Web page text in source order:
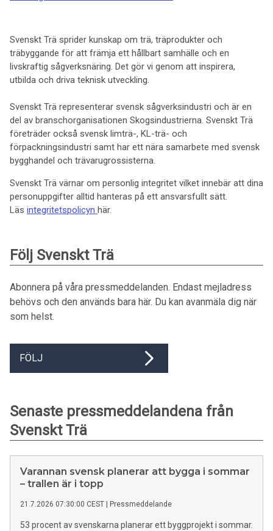
Svenskt Trä sprider kunskap om trä, träprodukter och
träbyggande för att främja ett hållbart samhälle och en
livskraftig sågverksnäring. Det gör vi genom att inspirera,
utbilda och driva teknisk utveckling.
Svenskt Trä representerar svensk sågverksindustri och är en
del av branschorganisationen Skogsindustrierna. Svenskt Trä
företräder också svensk limträ-, KL-trä- och
förpackningsindustri samt har ett nära samarbete med svensk
bygghandel och trävarugrossisterna.
Svenskt Trä värnar om personlig integritet vilket innebär att dina
personuppgifter alltid hanteras på ett ansvarsfullt sätt.
Läs integritetspolicyn här.
Följ Svenskt Trä
Abonnera på våra pressmeddelanden. Endast mejladress
behövs och den används bara här. Du kan avanmäla dig när
som helst.
FÖLJ
Senaste pressmeddelandena från
Svenskt Trä
Varannan svensk planerar att bygga i sommar
– trallen är i topp
21.7.2026 07:30:00 CEST Pressmeddelande
53 procent av svenskarna planerar ett byggprojekt i sommar.